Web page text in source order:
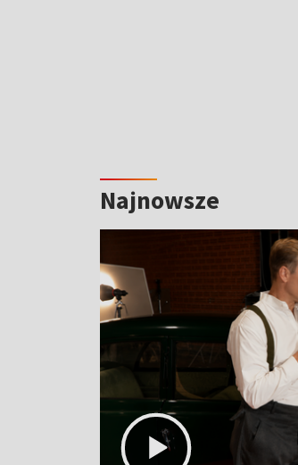
Najnowsze